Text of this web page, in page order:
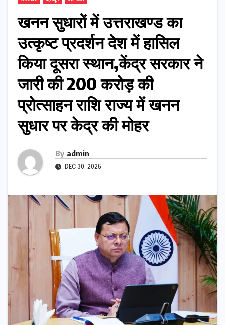
खनन सुधारों में उत्तराखण्ड का
उत्कृष्ट प्रदर्शन देश में हासिल
किया दूसरा स्थान,केंद्र सरकार ने
जारी की 200 करोड़ की
प्रोत्साहन राशि राज्य में खनन
सुधार पर केद्र की मोहर
By admin
DEC 30, 2025